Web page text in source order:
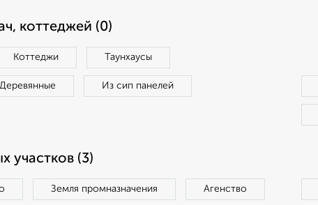
коттеджей (0)
Коттеджи Таунхаусы
Деревянные Из сип панелей
участков (3)
Земля промназначения Агенство